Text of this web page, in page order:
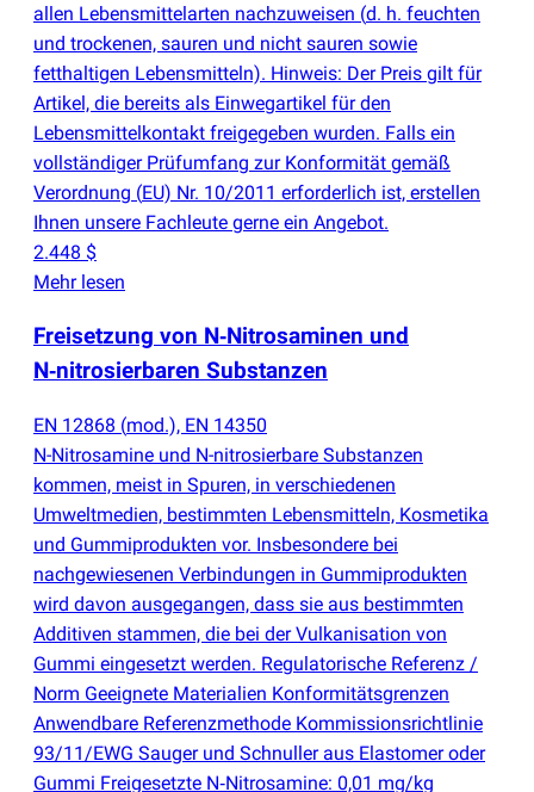
allen Lebensmittelarten nachzuweisen (d. h. feuchten
und trockenen, sauren und nicht sauren sowie
fetthaltigen Lebensmitteln). Hinweis: Der Preis gilt für
Artikel, die bereits als Einwegartikel für den
Lebensmittelkontakt freigegeben wurden. Falls ein
vollständiger Prüfumfang zur Konformität gemäß
Verordnung (EU) Nr. 10/2011 erforderlich ist, erstellen
Ihnen unsere Fachleute gerne ein Angebot.
2.448 $
Mehr lesen
Freisetzung von N‑Nitrosaminen und
N‑nitrosierbaren Substanzen
EN 12868 (mod.), EN 14350
N-Nitrosamine und N-nitrosierbare Substanzen
kommen, meist in Spuren, in verschiedenen
Umweltmedien, bestimmten Lebensmitteln, Kosmetika
und Gummiprodukten vor. Insbesondere bei
nachgewiesenen Verbindungen in Gummiprodukten
wird davon ausgegangen, dass sie aus bestimmten
Additiven stammen, die bei der Vulkanisation von
Gummi eingesetzt werden. Regulatorische Referenz /
Norm Geeignete Materialien Konformitätsgrenzen
Anwendbare Referenzmethode Kommissionsrichtlinie
93/11/EWG Sauger und Schnuller aus Elastomer oder
Gummi Freigesetzte N‑Nitrosamine: 0,01 mg/kg